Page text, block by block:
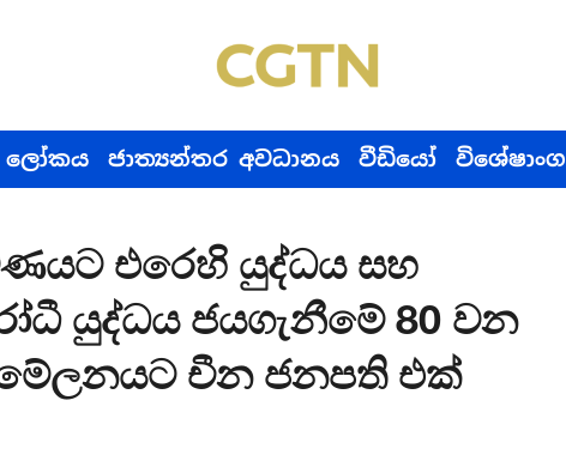
ලෝකය ජාත්‍යන්තර අවධානය වීඩියෝ විශේෂාංග
එරෙහි යුද්ධය සහ
යුද්ධය ජයගැනීමේ 80 වන
චීන ජනපති එක්